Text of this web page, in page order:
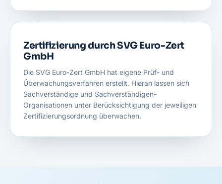
Zertifizierung durch SVG Euro-Zert
GmbH
Die SVG Euro-Zert GmbH hat eigene Prüf- und
Überwachungsverfahren erstellt. Hieran lassen sich
Sachverständige und Sachverständigen-
Organisationen unter Berücksichtigung der jeweiligen
Zertifizierungsordnung überwachen.